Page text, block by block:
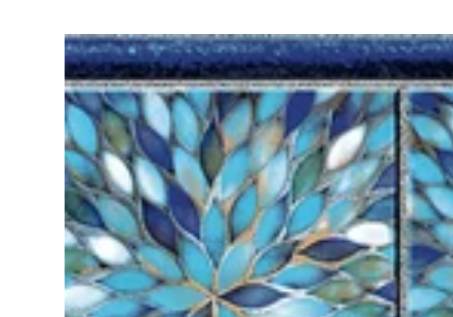
View
Larger
Image